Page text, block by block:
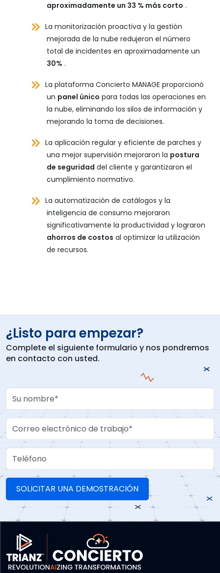
aproximadamente un 33 % más corto .
La monitorización proactiva y la gestión
mejorada de la nube redujeron el número
total de incidentes en aproximadamente un
30% .
La plataforma Concierto MANAGE proporcionó
un panel único para todas las operaciones en
la nube, eliminando los silos de información y
mejorando la toma de decisiones.
La aplicación regular y eficiente de parches y
una mejor supervisión mejoraron la postura
de seguridad del cliente y garantizaron el
cumplimiento normativo.
La automatización de catálogos y la
inteligencia de consumo mejoraron
significativamente la productividad y lograron
ahorros de costos al optimizar la utilización
de recursos.
¿Listo para empezar?
Complete el siguiente formulario y nos pondremos
en contacto con usted.
Your Name
Work Email
Teléfono